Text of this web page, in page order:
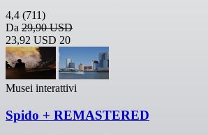
4,4 (711)
Da 29,90 USD
23,92 USD 20
Musei interattivi
Spido + REMASTERED